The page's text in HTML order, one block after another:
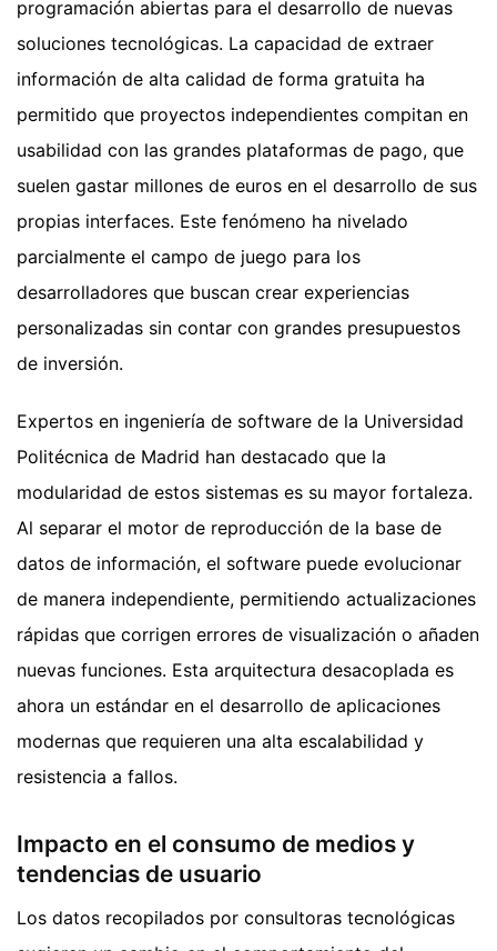
programación abiertas para el desarrollo de nuevas
soluciones tecnológicas. La capacidad de extraer
información de alta calidad de forma gratuita ha
permitido que proyectos independientes compitan en
usabilidad con las grandes plataformas de pago, que
suelen gastar millones de euros en el desarrollo de sus
propias interfaces. Este fenómeno ha nivelado
parcialmente el campo de juego para los
desarrolladores que buscan crear experiencias
personalizadas sin contar con grandes presupuestos
de inversión.
Expertos en ingeniería de software de la Universidad
Politécnica de Madrid han destacado que la
modularidad de estos sistemas es su mayor fortaleza.
Al separar el motor de reproducción de la base de
datos de información, el software puede evolucionar
de manera independiente, permitiendo actualizaciones
rápidas que corrigen errores de visualización o añaden
nuevas funciones. Esta arquitectura desacoplada es
ahora un estándar en el desarrollo de aplicaciones
modernas que requieren una alta escalabilidad y
resistencia a fallos.
Impacto en el consumo de medios y
tendencias de usuario
Los datos recopilados por consultoras tecnológicas